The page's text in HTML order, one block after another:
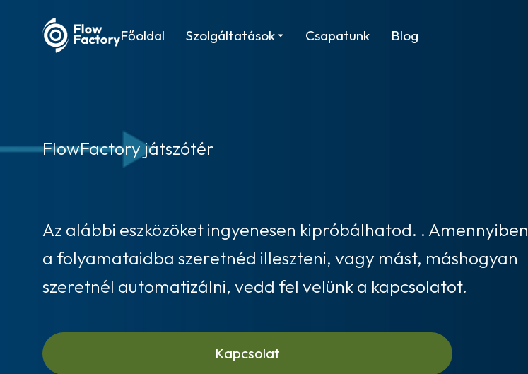
Főoldal Szolgáltatások Csapatunk Blog
FlowFactory játszótér
Az alábbi eszközöket ingyenesen kipróbálhatod. . Amennyiben
a folyamataidba szeretnéd illeszteni, vagy mást, máshogyan
szeretnél automatizálni, vedd fel velünk a kapcsolatot.
Kapcsolat